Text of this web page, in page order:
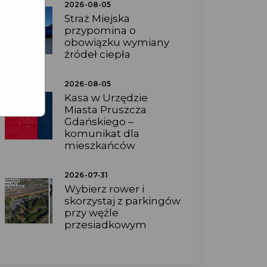
2026-08-05
Straż Miejska
przypomina o
obowiązku wymiany
źródeł ciepła
2026-08-05
Kasa w Urzędzie
Miasta Pruszcza
Gdańskiego –
komunikat dla
mieszkańców
2026-07-31
Wybierz rower i
skorzystaj z parkingów
przy węźle
przesiadkowym